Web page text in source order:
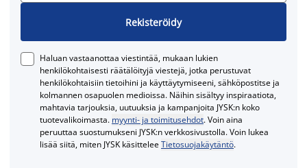
Rekisteröidy
Haluan vastaanottaa viestintää, mukaan lukien
henkilökohtaisesti räätälöityjä viestejä, jotka perustuvat
henkilökohtaisiin tietoihini ja käyttäytymiseeni, sähköpostitse ja
kolmannen osapuolen medioissa. Näihin sisältyy inspiraatiota,
mahtavia tarjouksia, uutuuksia ja kampanjoita JYSK:n koko
tuotevalikoimasta. myynti- ja toimitusehdot. Voin aina
peruuttaa suostumukseni JYSK:n verkkosivustolla. Voin lukea
lisää siitä, miten JYSK käsitteleeTietosuojakäytäntö.